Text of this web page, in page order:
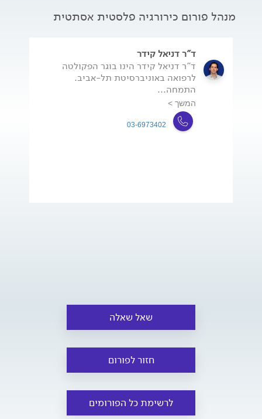
מנהל פורום כירורגיה פלסטית אסתטית
ד"ר דניאל קידר
ד"ר דניאל קידר הינו בוגר הפקולטה
לרפואה באוניברסיטת תל-אביב.
התמחה...
המשך >
03-6973402
שאל שאלה
חזור לפורום
לרשימת כל הפורומים